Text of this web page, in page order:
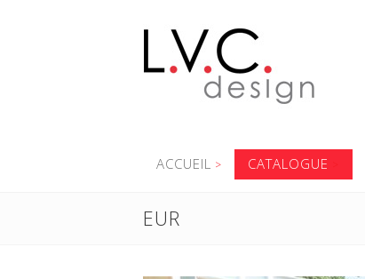
ACCUEIL CATALOGUE
EUR